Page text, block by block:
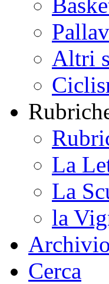
Altri
La
La
la
Archivio
Cerca